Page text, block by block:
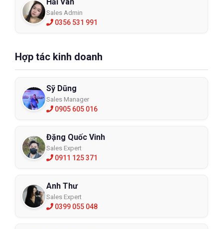
Sales Admin
0356 531 991
Hợp tác kinh doanh
Sỹ Dũng
Sales Manager
0905 605 016
Đặng Quốc Vinh
Sales Expert
0911 125 371
Anh Thư
Sales Expert
0399 055 048